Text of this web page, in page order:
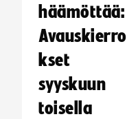
häämöttää:
Avauskierro
kset
syyskuun
toisella